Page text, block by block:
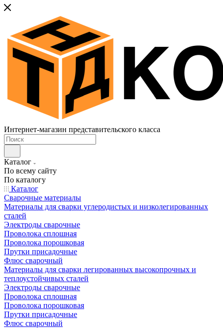
Интернет-магазин представительского класса
Каталог
По всему сайту
По каталогу
Каталог
Сварочные материалы
Материалы для сварки углеродистых и низколегированных
сталей
Электроды сварочные
Проволока сплошная
Проволока порошковая
Прутки присадочные
Флюс сварочный
Материалы для сварки легированных высокопрочных и
теплоустойчивых сталей
Электроды сварочные
Проволока сплошная
Проволока порошковая
Прутки присадочные
Флюс сварочный